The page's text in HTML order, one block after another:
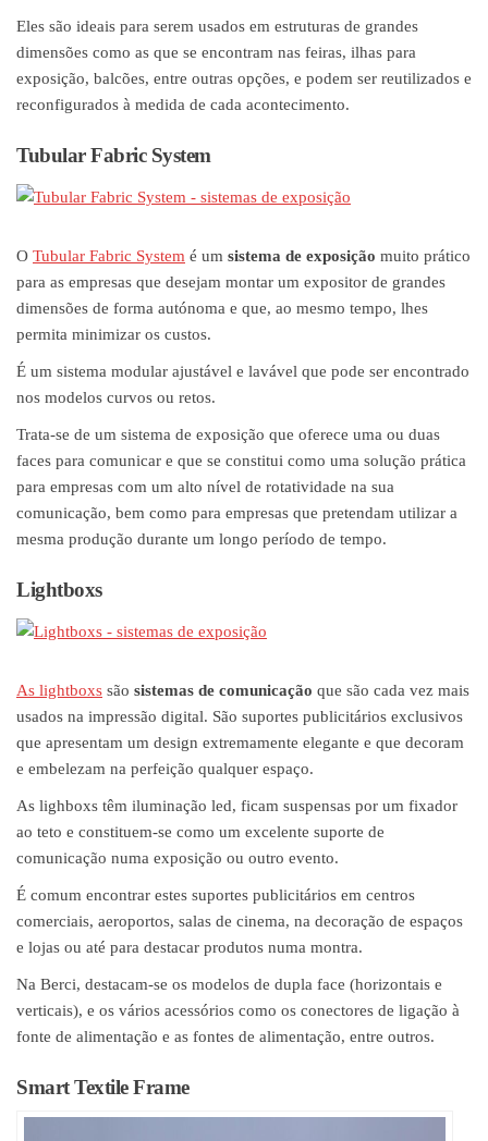
Eles são ideais para serem usados em estruturas de grandes
dimensões como as que se encontram nas feiras, ilhas para
exposição, balcões, entre outras opções, e podem ser reutilizados e
reconfigurados à medida de cada acontecimento.
Tubular Fabric System
O Tubular Fabric System é um sistema de exposição muito prático
para as empresas que desejam montar um expositor de grandes
dimensões de forma autónoma e que, ao mesmo tempo, lhes
permita minimizar os custos.
É um sistema modular ajustável e lavável que pode ser encontrado
nos modelos curvos ou retos.
Trata-se de um sistema de exposição que oferece uma ou duas
faces para comunicar e que se constitui como uma solução prática
para empresas com um alto nível de rotatividade na sua
comunicação, bem como para empresas que pretendam utilizar a
mesma produção durante um longo período de tempo.
Lightboxs
As lightboxs são sistemas de comunicação que são cada vez mais
usados na impressão digital. São suportes publicitários exclusivos
que apresentam um design extremamente elegante e que decoram
e embelezam na perfeição qualquer espaço.
As lighboxs têm iluminação led, ficam suspensas por um fixador
ao teto e constituem-se como um excelente suporte de
comunicação numa exposição ou outro evento.
É comum encontrar estes suportes publicitários em centros
comerciais, aeroportos, salas de cinema, na decoração de espaços
e lojas ou até para destacar produtos numa montra.
Na Berci, destacam-se os modelos de dupla face (horizontais e
verticais), e os vários acessórios como os conectores de ligação à
fonte de alimentação e as fontes de alimentação, entre outros.
Smart Textile Frame